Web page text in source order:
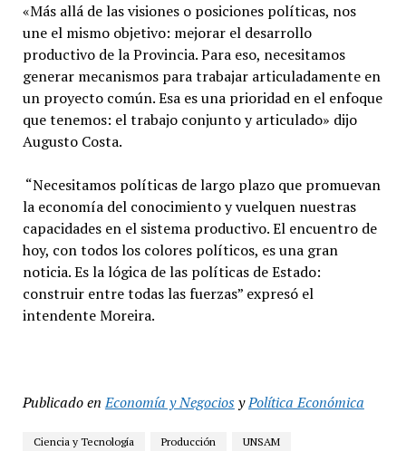
«Más allá de las visiones o posiciones políticas, nos
une el mismo objetivo: mejorar el desarrollo
productivo de la Provincia. Para eso, necesitamos
generar mecanismos para trabajar articuladamente en
un proyecto común. Esa es una prioridad en el enfoque
que tenemos: el trabajo conjunto y articulado» dijo
Augusto Costa.
“Necesitamos políticas de largo plazo que promuevan
la economía del conocimiento y vuelquen nuestras
capacidades en el sistema productivo. El encuentro de
hoy, con todos los colores políticos, es una gran
noticia. Es la lógica de las políticas de Estado:
construir entre todas las fuerzas” expresó el
intendente Moreira.
Publicado en Economía y NegociosyPolítica Económica
Ciencia y Tecnología Producción UNSAM